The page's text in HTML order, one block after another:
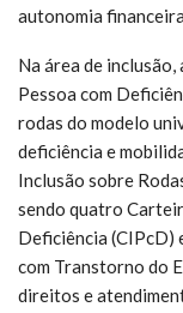
autonomia
Na área de
Pessoa com
rodas do modelo
deficiência e
Inclusão sobre
sendo quatro
Deficiência (CIPcD)
com Transtorno do
direitos e